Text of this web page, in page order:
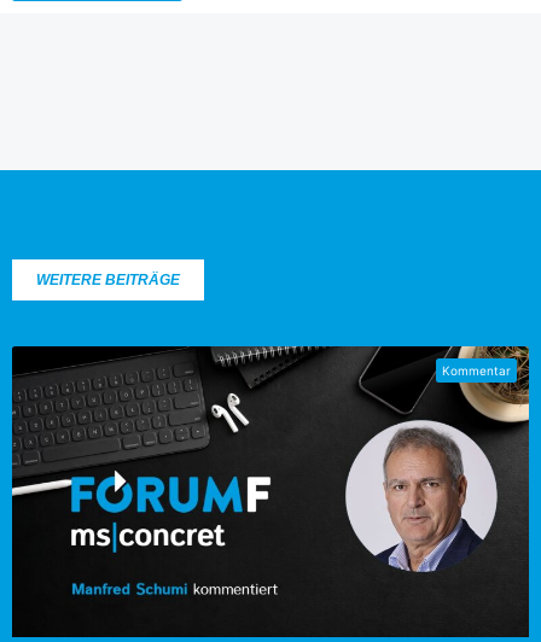
WEITERE BEITRÄGE